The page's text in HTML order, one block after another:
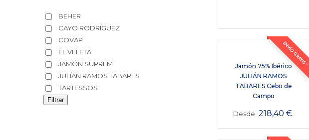
ENVÍO GRATIS *
Jamón 75% Ibérico
JULIÁN RAMOS
TABARES Cebo de
Campo
Desde 218,40 €
BEHER
CAYO RODRÍGUEZ
COVAP
EL VELETA
JAMÓN SUPREM
JULÍAN RAMOS TABARES
TARTESSOS
Filtrar